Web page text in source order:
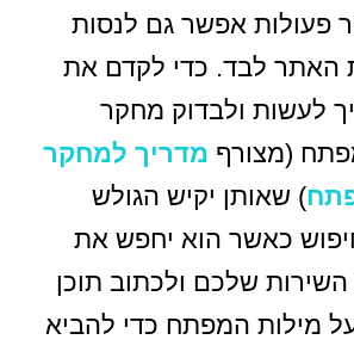
פעולות אפשר גם לנסות
האתר לבד. כדי לקדם את
לעשות ולבדוק מחקר
(מצורף מדריך למחקר
) שאותן יקיש הגולש
כאשר הוא יחפש את
שלכם ולכתוב תוכן
מילות המפתח כדי להביא